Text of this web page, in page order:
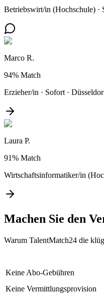
Betriebswirt/in (Hochschule) ·
Marco R.
94% Match
Erzieher/in · Sofort ·
Laura P.
91% Match
Wirtschaftsinformatiker/in
Machen Sie den
Warum TalentMatch24 die
Keine Abo-Gebühren
Keine Vermittlungsprovision